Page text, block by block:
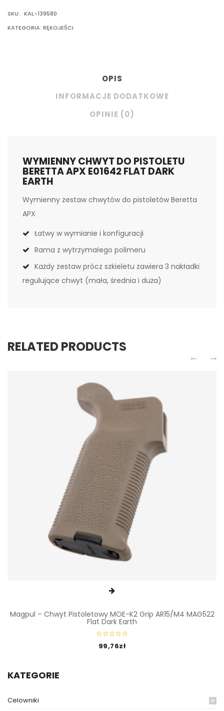
KATEGORIE
Celowniki
SKU: KAL-139580
KATEGORIA: RĘKOJEŚCI
OPIS
INFORMACJE DODATKOWE
OPINIE (0)
WYMIENNY CHWYT DO PISTOLETU
BERETTA APX E01642 FLAT DARK
EARTH
Wymienny zestaw chwytów do pistoletów Beretta
APX
Łatwy w wymianie i konfiguracji
Rama z wytrzymałego polimeru
Każdy zestaw prócz szkieletu zawiera 3 nakładki
regulujące chwyt (mała, średnia i duża)
RELATED PRODUCTS
Magpul – Chwyt Pistoletowy MOE-K2 Grip AR15/M4 MAG522
Flat Dark Earth
99,76zł